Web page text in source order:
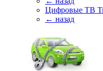
Цифровые ТВ
← назад